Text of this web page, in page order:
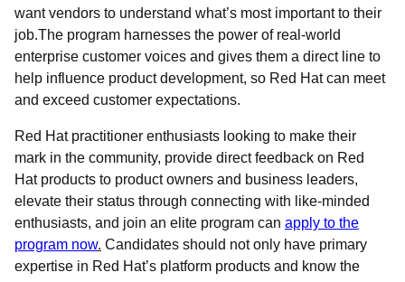
want vendors to understand what’s most important to their
job.The program harnesses the power of real-world
enterprise customer voices and gives them a direct line to
help influence product development, so Red Hat can meet
and exceed customer expectations.
Red Hat practitioner enthusiasts looking to make their
mark in the community, provide direct feedback on Red
Hat products to product owners and business leaders,
elevate their status through connecting with like-minded
enthusiasts, and join an elite program can apply to the
program now. Candidates should not only have primary
expertise in Red Hat’s platform products and know the